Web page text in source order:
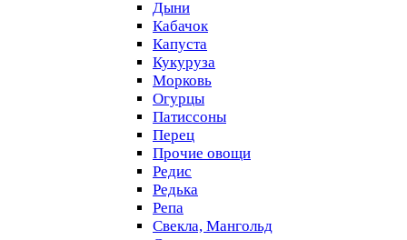
Дыни
Кабачок
Капуста
Кукуруза
Морковь
Огурцы
Патиссоны
Перец
Прочие овощи
Редис
Редька
Репа
Свекла, Мангольд